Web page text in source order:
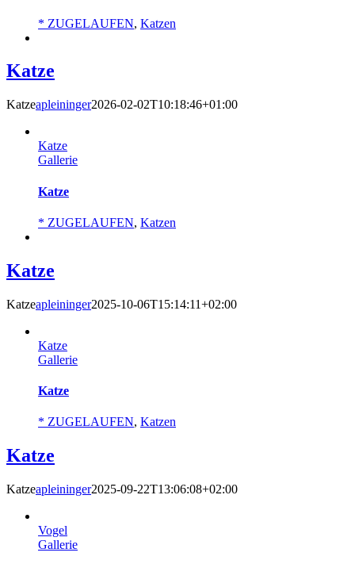
* ZUGELAUFEN, Katzen
Katze
Katzeapleininger2026-02-02T10:18:46+01:00
Katze
Gallerie
Katze
* ZUGELAUFEN, Katzen
Katze
Katzeapleininger2025-10-06T15:14:11+02:00
Katze
Gallerie
Katze
* ZUGELAUFEN, Katzen
Katze
Katzeapleininger2025-09-22T13:06:08+02:00
Vogel
Gallerie